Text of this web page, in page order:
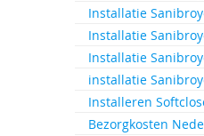
Installatie
Installatie
Installatie
installatie
Installeren
Bezorgkosten